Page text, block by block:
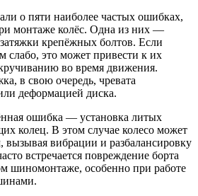
о пяти наиболее частых ошибках,
монтаже колёс. Одна из них —
крепёжных болтов. Если
слабо, это может привести к их
во время движения.
в свою очередь, чревата
деформацией диска.
ошибка — установка литых
колец. В этом случае колесо может
вызывая вибрации и разбалансировку
встречается повреждение борта
шиномонтаже, особенно при работе